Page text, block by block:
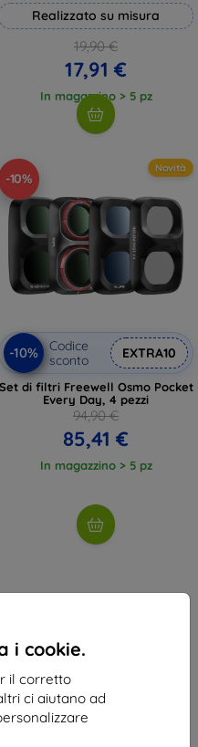
i cookie.
il corretto
ci aiutano ad
Realizzato su misura
19,90 €
17,91 €
In magazzino > 5 pz
-10%
Novità
-10%
Codice
sconto
EXTRA10
Set di filtri Freewell Osmo Pocket
Every Day, 4 pezzi
94,90 €
85,41 €
In magazzino > 5 pz